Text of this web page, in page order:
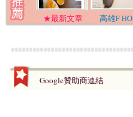
★最新文章 高雄F HO
Google贊助商連結